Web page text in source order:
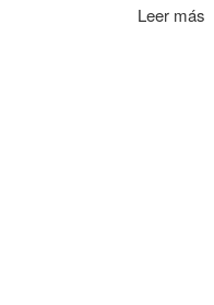
Leer más